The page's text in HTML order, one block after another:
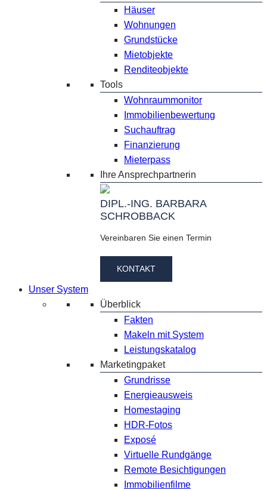
Häuser
Wohnungen
Grundstücke
Mietobjekte
Renditeobjekte
Tools
Wohnraummonitor
Immobilienbewertung
Suchauftrag
Finanzierung
Mieterpass
Ihre Ansprechpartnerin
DIPL.-ING. BARBARA
SCHROBBACK
Vereinbaren Sie einen Termin
KONTAKT
Unser System
Überblick
Fakten
Makeln mit System
Leistungskatalog
Marketingpaket
Grundrisse
Energieausweis
Homestaging
HDR-Fotos
Exposé
Virtuelle Rundgänge
Remote Besichtigungen
Immobilienfilme